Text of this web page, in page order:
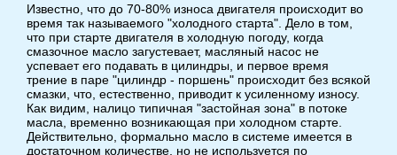
Известно, что до 70-80% износа двигателя происходит во
время так называемого "холодного старта". Дело в том,
что при старте двигателя в холодную погоду, когда
смазочное масло загустевает, масляный насос не
успевает его подавать в цилиндры, и первое время
трение в паре "цилиндр - поршень" происходит без всякой
смазки, что, естественно, приводит к усиленному износу.
Как видим, налицо типичная "застойная зона" в потоке
масла, временно возникающая при холодном старте.
Действительно, формально масло в системе имеется в
достаточном количестве, но не используется по